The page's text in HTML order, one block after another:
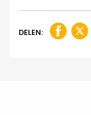
DELEN: